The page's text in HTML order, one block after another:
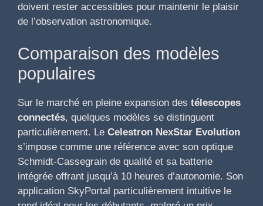
doivent rester accessibles pour maintenir le plaisir
de l’observation astronomique.
Comparaison des modèles
populaires
Sur le marché en pleine expansion des télescopes
connectés, quelques modèles se distinguent
particulièrement. Le Celestron NexStar Evolution
s’impose comme une référence avec son optique
Schmidt-Cassegrain de qualité et sa batterie
intégrée offrant jusqu’à 10 heures d’autonomie. Son
application SkyPortal particulièrement intuitive le